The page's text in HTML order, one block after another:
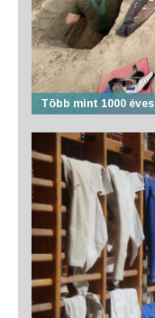
Több mint 1000